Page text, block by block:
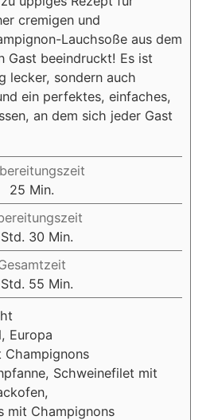
cremigen und
Lauchsoße aus dem
Gast beeindruckt! Es ist
lecker, sondern auch
ein perfektes, einfaches,
an dem sich jeder Gast
25 M
i
n
u
t
e
n
Min.
S
u
n
Std. 30 M
i
n
u
e
n
Min.
SStd. 55 M
i
u
t
e
n
Min.
Europa
Champignons
Schweinefilet mit
mit Champignons